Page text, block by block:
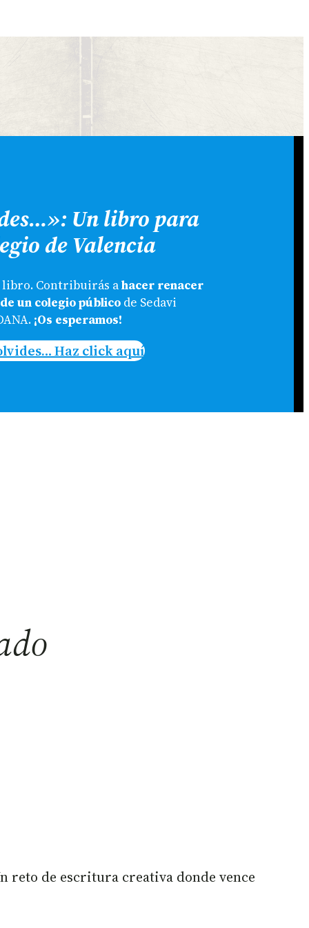
LITTERISWEB/
Un libro para
de Valencia
libro. Contribuirás ahacer renacer
un colegio públicode Sedavi
¡Os esperamos!
Haz click aquí
reto de escritura creativa donde vence